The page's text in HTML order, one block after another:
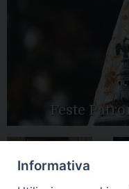
Feste
Informativa